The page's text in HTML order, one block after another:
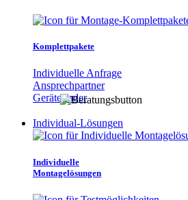
Komplettpakete
Individuelle Anfrage
Ansprechpartner
Gerätefinder
Individual-Lösungen
Individuelle
Montagelösungen